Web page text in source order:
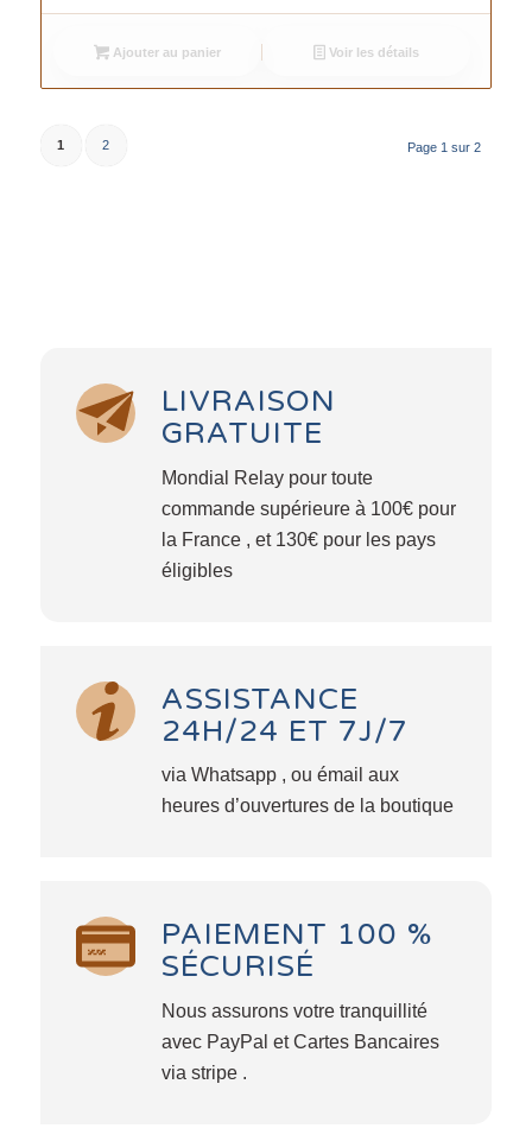
Ajouter au panier Voir les détails
Page 1 sur 2
1 2
LIVRAISON
GRATUITE
Mondial Relay pour toute
commande supérieure à 100€ pour
la France , et 130€ pour les pays
éligibles
ASSISTANCE
24H/24 ET 7J/7
via Whatsapp , ou émail aux
heures d’ouvertures de la boutique
PAIEMENT 100 %
SÉCURISÉ
Nous assurons votre tranquillité
avec PayPal et Cartes Bancaires
via stripe .